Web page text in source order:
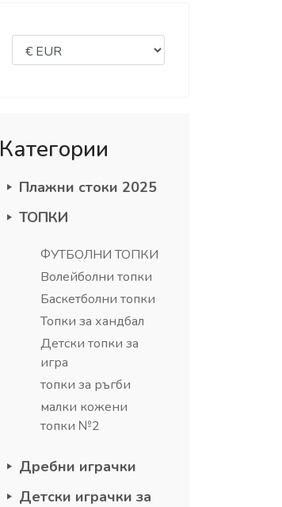
Категории
Плажни стоки 2025
ТОПКИ
ФУТБОЛНИ ТОПКИ
Волейболни топки
Баскетболни топки
Топки за хандбал
Детски топки за
игра
топки за ръгби
малки кожени
топки №2
Дребни играчки
Детски играчки за